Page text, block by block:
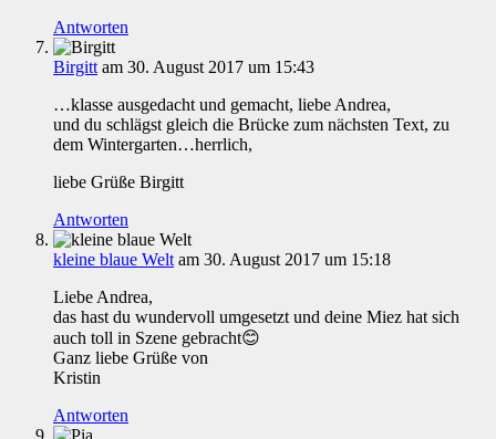
Antworten
Birgitt am 30. August 2017 um 15:43
…klasse ausgedacht und gemacht, liebe Andrea,
und du schlägst gleich die Brücke zum nächsten Text, zu
dem Wintergarten…herrlich,
liebe Grüße Birgitt
Antworten
kleine blaue Welt am 30. August 2017 um 15:18
Liebe Andrea,
das hast du wundervoll umgesetzt und deine Miez hat sich
auch toll in Szene gebracht😊
Ganz liebe Grüße von
Kristin
Antworten